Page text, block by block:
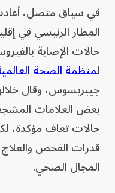
في سياق متصل، أعادت
المطار الرئيسي في
حالات الإصابة
لمنظمة الصحة
جيبريسوس، وقال
حالات تعاف مؤكدة،
قدرات الفحص والعلاج
المجال الصحي.